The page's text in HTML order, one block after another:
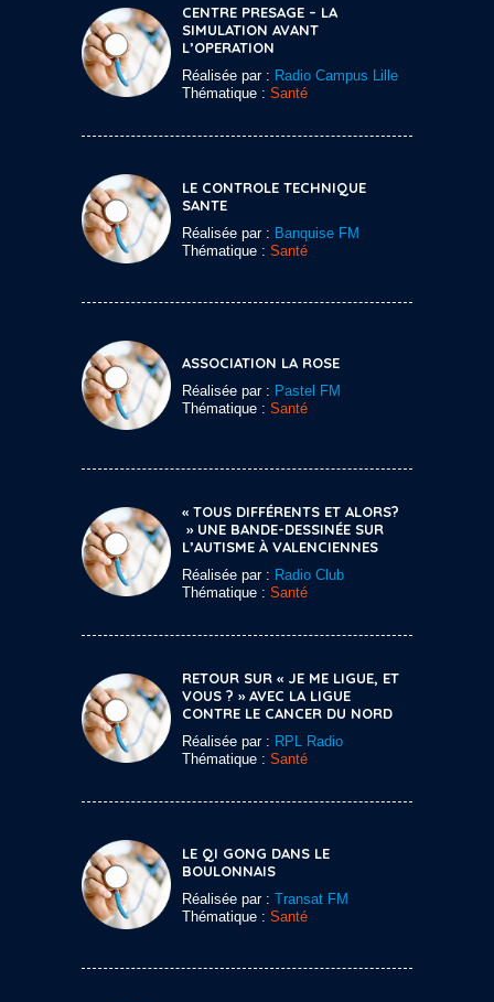
CENTRE PRESAGE – LA
SIMULATION AVANT
L’OPERATION
Réalisée par : Radio Campus Lille
Thématique : Santé
LE CONTROLE TECHNIQUE
SANTE
Réalisée par : Banquise FM
Thématique : Santé
ASSOCIATION LA ROSE
Réalisée par : Pastel FM
Thématique : Santé
« TOUS DIFFÉRENTS ET ALORS?
» UNE BANDE-DESSINÉE SUR
L’AUTISME À VALENCIENNES
Réalisée par : Radio Club
Thématique : Santé
RETOUR SUR « JE ME LIGUE, ET
VOUS ? » AVEC LA LIGUE
CONTRE LE CANCER DU NORD
Réalisée par : RPL Radio
Thématique : Santé
LE QI GONG DANS LE
BOULONNAIS
Réalisée par : Transat FM
Thématique : Santé